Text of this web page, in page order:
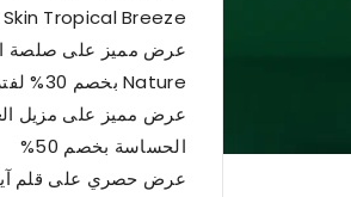
Skin Tropical Breeze بخصم 44%
Nature بخصم 30% لفترة محدودة
الحساسة بخصم 50%